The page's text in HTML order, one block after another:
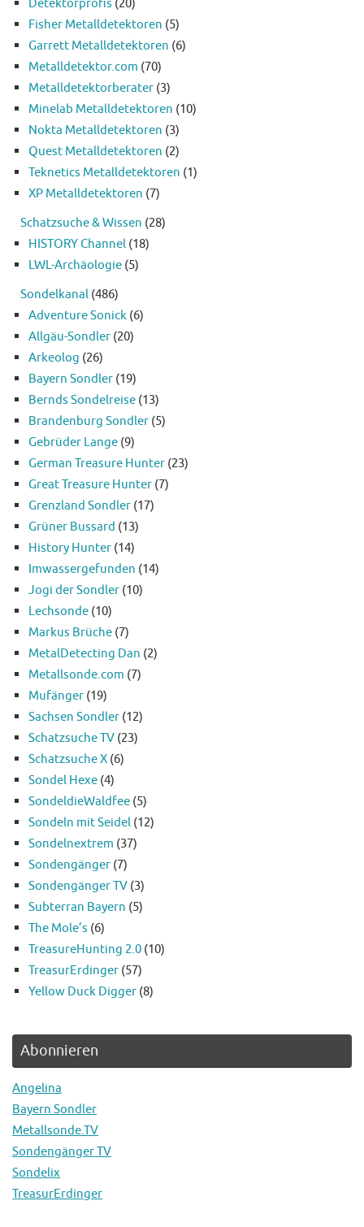
Detektorprofis (20)
Fisher Metalldetektoren (5)
Garrett Metalldetektoren (6)
Metalldetektor.com (70)
Metalldetektorberater (3)
Minelab Metalldetektoren (10)
Nokta Metalldetektoren (3)
Quest Metalldetektoren (2)
Teknetics Metalldetektoren (1)
XP Metalldetektoren (7)
Schatzsuche & Wissen (28)
HISTORY Channel (18)
LWL-Archäologie (5)
Sondelkanal (486)
Adventure Sonick (6)
Allgäu-Sondler (20)
Arkeolog (26)
Bayern Sondler (19)
Bernds Sondelreise (13)
Brandenburg Sondler (5)
Gebrüder Lange (9)
German Treasure Hunter (23)
Great Treasure Hunter (7)
Grenzland Sondler (17)
Grüner Bussard (13)
History Hunter (14)
Imwassergefunden (14)
Jogi der Sondler (10)
Lechsonde (10)
Markus Brüche (7)
MetalDetecting Dan (2)
Metallsonde.com (7)
Mufänger (19)
Sachsen Sondler (12)
Schatzsuche TV (23)
Schatzsuche X (6)
Sondel Hexe (4)
SondeldieWaldfee (5)
Sondeln mit Seidel (12)
Sondelnextrem (37)
Sondengänger (7)
Sondengänger TV (3)
Subterran Bayern (5)
The Mole’s (6)
TreasureHunting 2.0 (10)
TreasurErdinger (57)
Yellow Duck Digger (8)
Abonnieren
Angelina
Bayern Sondler
Metallsonde.TV
Sondengänger TV
Sondelix
TreasurErdinger